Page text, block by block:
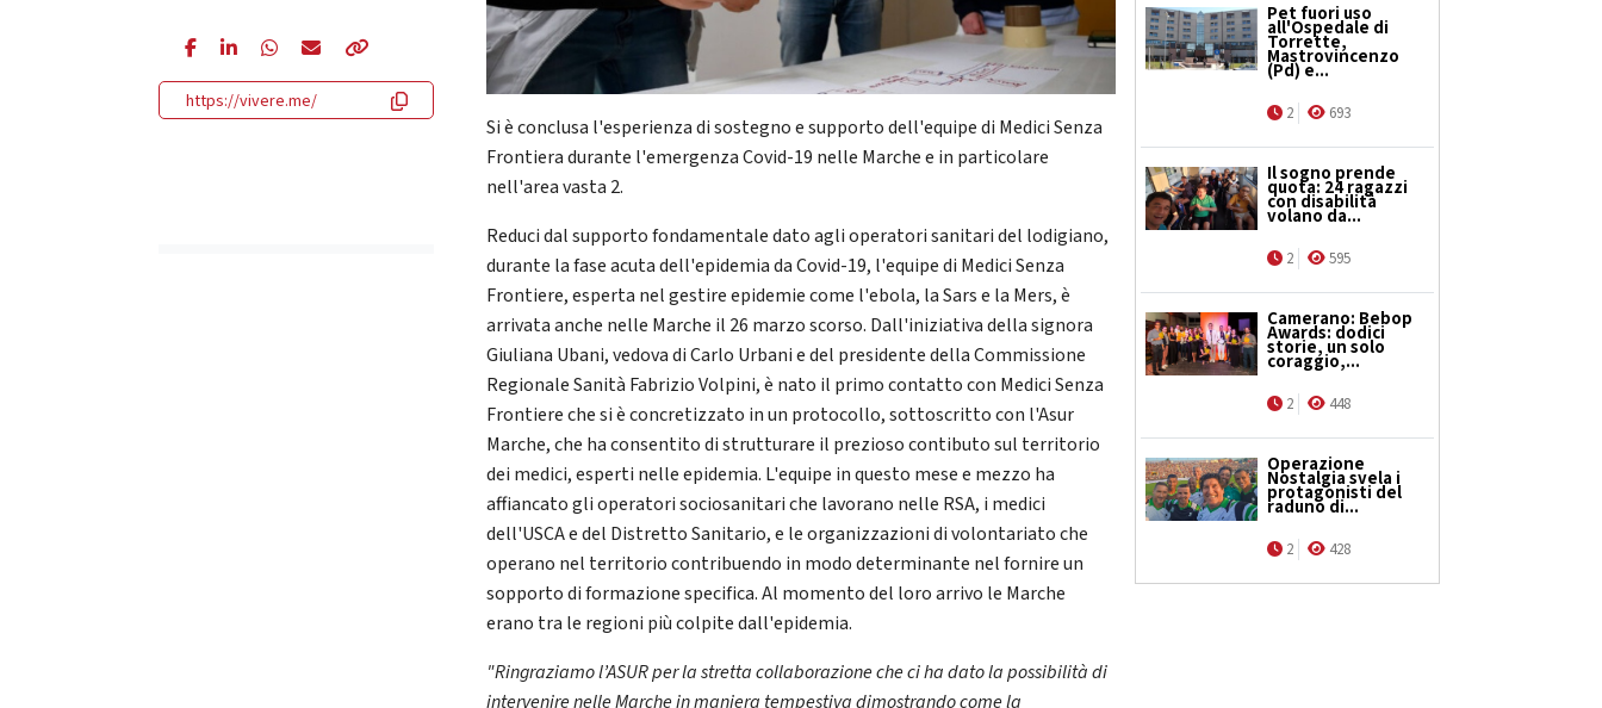
https://vivere.me/
Si è conclusa l'esperienza di sostegno e supporto dell'equipe di Medici Senza
Frontiera durante l'emergenza Covid-19 nelle Marche e in particolare
nell'area vasta 2.
Reduci dal supporto fondamentale dato agli operatori sanitari del lodigiano,
durante la fase acuta dell'epidemia da Covid-19, l'equipe di Medici Senza
Frontiere, esperta nel gestire epidemie come l'ebola, la Sars e la Mers, è
arrivata anche nelle Marche il 26 marzo scorso. Dall'iniziativa della signora
Giuliana Ubani, vedova di Carlo Urbani e del presidente della Commissione
Regionale Sanità Fabrizio Volpini, è nato il primo contatto con Medici Senza
Frontiere che si è concretizzato in un protocollo, sottoscritto con l'Asur
Marche, che ha consentito di strutturare il prezioso contibuto sul territorio
dei medici, esperti nelle epidemia. L'equipe in questo mese e mezzo ha
affiancato gli operatori sociosanitari che lavorano nelle RSA, i medici
dell'USCA e del Distretto Sanitario, e le organizzazioni di volontariato che
operano nel territorio contribuendo in modo determinante nel fornire un
sopporto di formazione specifica. Al momento del loro arrivo le Marche
erano tra le regioni più colpite dall'epidemia.
"Ringraziamo l’ASUR per la stretta collaborazione che ci ha dato la possibilità di
intervenire nelle Marche in maniera tempestiva dimostrando come la
Pet fuori uso
all'Ospedale di
Torrette,
Mastrovincenzo
(Pd) e...
2 693
Il sogno prende
quota: 24 ragazzi
con disabilità
volano da...
2 595
Camerano: Bebop
Awards: dodici
storie, un solo
coraggio,...
2 448
Operazione
Nostalgia svela i
protagonisti del
raduno di...
2 428